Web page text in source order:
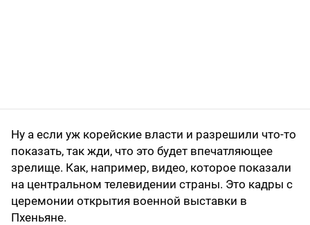
Ну а если уж корейские власти и разрешили что-то
показать, так жди, что это будет впечатляющее
зрелище. Как, например, видео, которое показали
на центральном телевидении страны. Это кадры с
церемонии открытия военной выставки в
Пхеньяне.